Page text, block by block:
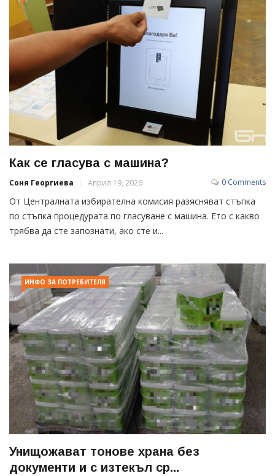
Как се гласува с машина?
Соня Георгиева Април 19, 2026 0 Comments
От Централната избирателна комисия разясняват стъпка
по стъпка процедурата по гласуване с машина. Ето с какво
трябва да сте запознати, ако сте и...
ИНФО ЗА ПОТРЕБИТЕЛЯ
Унищожават тонове храна без
документи и с изтекъл ср...